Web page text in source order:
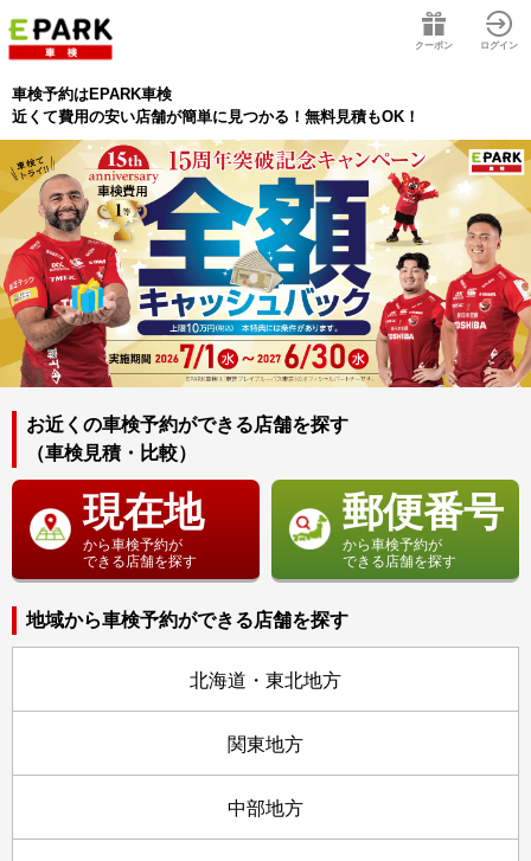
クーポン ログイン
車検予約はEPARK車検
近くて費用の安い店舗が簡単に見つかる！無料見積もOK！
お近くの車検予約ができる店舗を探す
（車検見積・比較）
現在地
から車検予約が
できる店舗を探す
郵便番号
から車検予約が
できる店舗を探す
地域から車検予約ができる店舗を探す
北海道・東北地方
関東地方
中部地方